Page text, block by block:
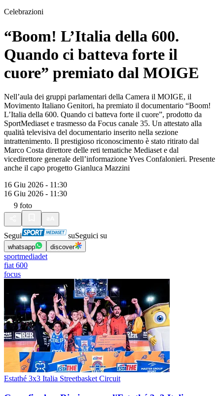
Celebrazioni
“Boom! L’Italia della 600.
Quando ci batteva forte il
cuore” premiato dal MOIGE
Nell’aula dei gruppi parlamentari della Camera il MOIGE, il
Movimento Italiano Genitori, ha premiato il documentario “Boom!
L’Italia della 600. Quando ci batteva forte il cuore”, prodotto da
SportMediaset e trasmesso da Focus canale 35. Un attestato alla
qualità televisiva del documentario inserito nella sezione
intrattenimento. Il prestigioso riconoscimento è stato ritirato dal
Marco Costa direttore delle reti tematiche Mediaset e dal
vicedirettore generale dell’informazione Yves Confalonieri. Presente
anche il capo progetto Gianluca Mazzini
16 Giu 2026 - 11:30
16 Giu 2026 - 11:30
9 foto
Segui suSeguici su
whatsapp discover
sportmediadet
fiat 600
focus
Estathé 3x3 Italia Streetbasket Circuit